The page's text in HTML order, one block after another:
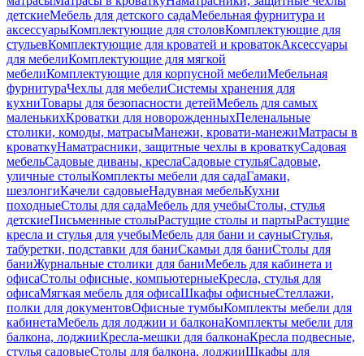
детскиеМебель для детского садаМебельная фурнитура и
аксессуарыКомплектующие для столовКомплектующие для
стульевКомплектующие для кроватей и кроватокАксессуары
для мебелиКомплектующие для мягкой
мебелиКомплектующие для корпусной мебелиМебельная
фурнитураЧехлы для мебелиСистемы хранения для
кухниТовары для безопасности детейМебель для самых
маленькихКроватки для новорожденныхПеленальные
столики, комоды, матрасыМанежи, кровати-манежиМатрасы в
кроваткуНаматрасники, защитные чехлы в кроваткуСадовая
мебельСадовые диваны, креслаСадовые стульяСадовые,
уличные столыКомплекты мебели для садаГамаки,
шезлонгиКачели садовыеНадувная мебельКухни
походныеСтолы для садаМебель для учебыСтолы, стулья
детскиеПисьменные столыРастущие столы и партыРастущие
кресла и стулья для учебыМебель для бани и сауныСтулья,
табуретки, подставки для баниСкамьи для баниСтолы для
баниЖурнальные столики для баниМебель для кабинета и
офисаСтолы офисные, компьютерныеКресла, стулья для
офисаМягкая мебель для офисаШкафы офисныеСтеллажи,
полки для документовОфисные тумбыКомплекты мебели для
кабинетаМебель для лоджии и балконаКомплекты мебели для
балкона, лоджииКресла-мешки для балконаКресла подвесные,
стулья садовыеСтолы для балкона, лоджииШкафы для